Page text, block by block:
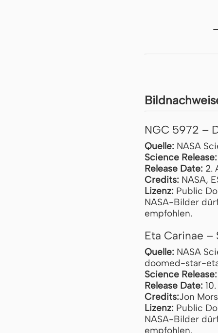
NGC 5972 –
Quelle: NASA
Science Release:
Release Date: 2.
Credits: NASA,
Lizenz: Public
NASA-Bilder
empfohlen.
Eta Carinae
Quelle: NASA
doomed-star-
Science Release:
Release Date:
Credits:Jon
Lizenz: Public
NASA-Bilder
empfohlen.